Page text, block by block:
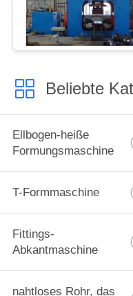
Beliebte
Ellbogen-heiße
Formungsmaschine
T-Formmaschine
Fittings-
Abkantmaschine
nahtloses Rohr, das